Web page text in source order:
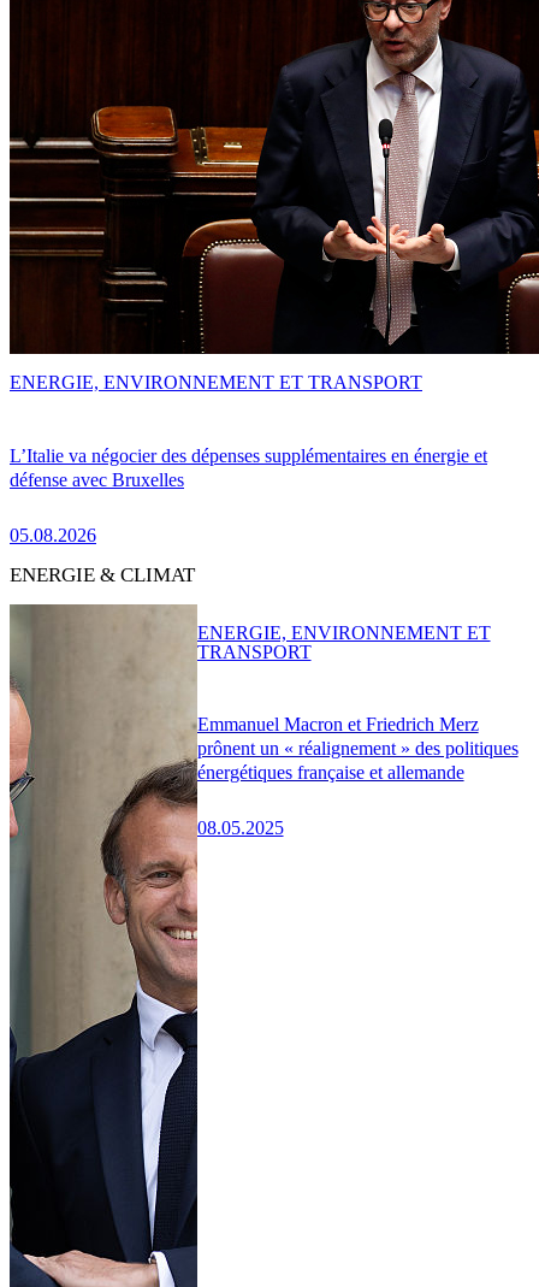
L’Italie va négocier des dépenses supplémentaires en énergie et
défense avec Bruxelles
05.08.2026
ENERGIE, ENVIRONNEMENT ET TRANSPORT
ENERGIE & CLIMAT
Emmanuel Macron et Friedrich Merz
prônent un « réalignement » des politiques
énergétiques française et allemande
08.05.2025
ENERGIE, ENVIRONNEMENT ET
TRANSPORT